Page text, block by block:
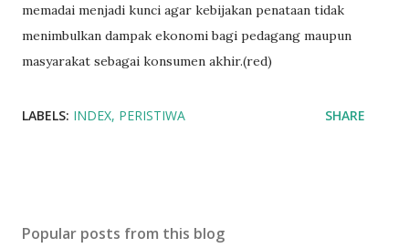
memadai menjadi kunci agar kebijakan penataan tidak
menimbulkan dampak ekonomi bagi pedagang maupun
masyarakat sebagai konsumen akhir.(red)
LABELS: INDEX PERISTIWA SHARE
Popular posts from this blog